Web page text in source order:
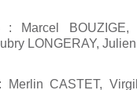
BOUZIGE,
LONGERAY,
CASTET,